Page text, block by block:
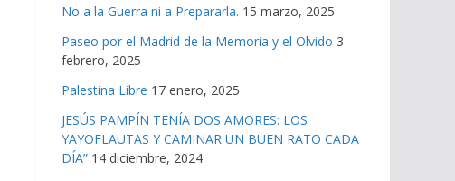
No a la Guerra ni a Prepararla. 15 marzo, 2025
Paseo por el Madrid de la Memoria y el Olvido 3
febrero, 2025
Palestina Libre 17 enero, 2025
JESÚS PAMPÍN TENÍA DOS AMORES: LOS
YAYOFLAUTAS Y CAMINAR UN BUEN RATO CADA
DÍA” 14 diciembre, 2024